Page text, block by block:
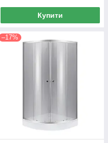
Купити
–17%